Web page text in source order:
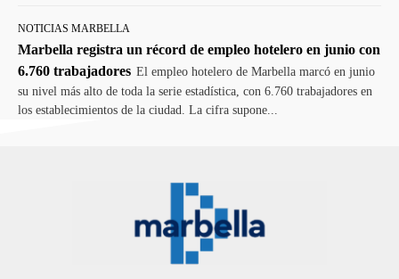
NOTICIAS MARBELLA
Marbella registra un récord de empleo hotelero en junio con
6.760 trabajadores El empleo hotelero de Marbella marcó en junio
su nivel más alto de toda la serie estadística, con 6.760 trabajadores en
los establecimientos de la ciudad. La cifra supone...